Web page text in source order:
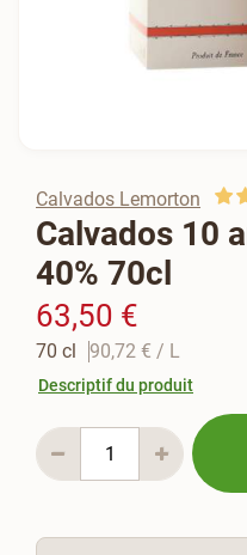
Calvados Lemorton
Calvados 10
40% 70cl
63,50 €
70 cl 90,72 € / L
Descriptif du produit